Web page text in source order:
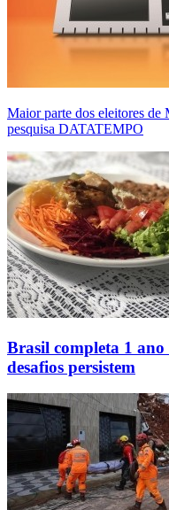
Maior parte dos eleitores de
pesquisa DATATEMPO
Brasil completa 1
desafios persistem